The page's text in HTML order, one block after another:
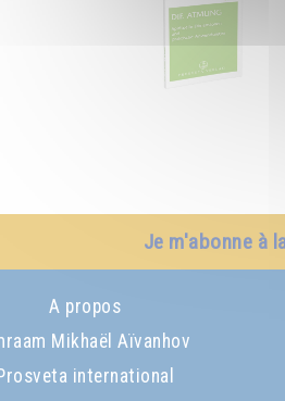
Je m'abonne à
A propos
Mikhaël Aïvanhov
international